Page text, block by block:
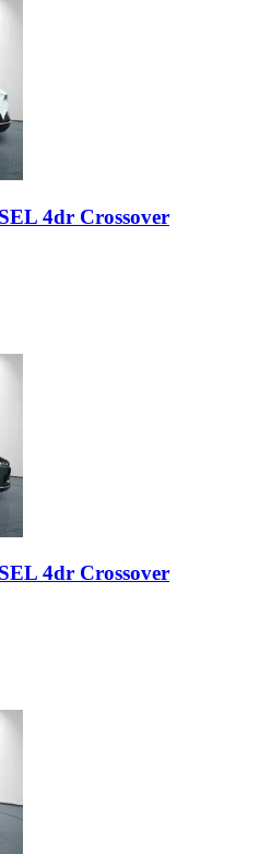
4dr Crossover
4dr Crossover